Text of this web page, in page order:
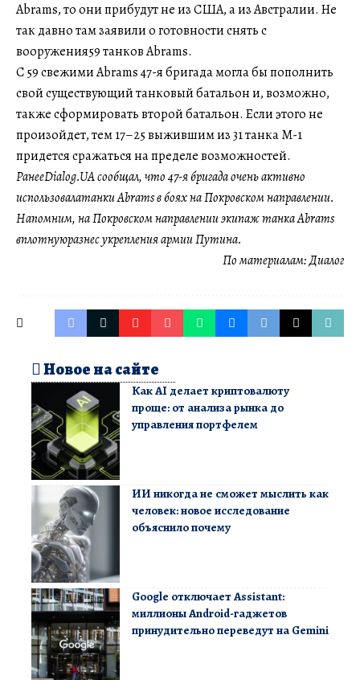
Abrams, то они прибудут не из США, а из Австралии. Не
так давно там заявили о готовности снять с
вооружения59 танков Abrams.
С 59 свежими Abrams 47-я бригада могла бы пополнить
свой существующий танковый батальон и, возможно,
также сформировать второй батальон. Если этого не
произойдет, тем 17–25 выжившим из 31 танка М-1
придется сражаться на пределе возможностей.
РанееDialog.UA сообщал, что 47-я бригада очень активно
использовалатанки Abrams в боях на Покровском направлении.
Напомним, на Покровском направлении экипаж танка Abrams
вплотнуюразнес укрепления армии Путина.
По материалам:Диалог
Новое на сайте
Как AI делает криптовалюту
проще: от анализа рынка до
управления портфелем
ИИ никогда не сможет мыслить как
человек: новое исследование
объяснило почему
Google отключает Assistant:
миллионы Android-гаджетов
принудительно переведут на Gemini